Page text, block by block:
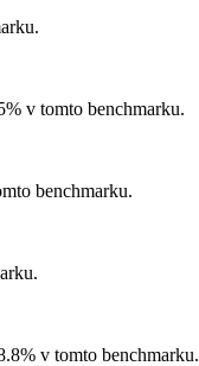
v tomto benchmarku.
benchmarku.
v tomto benchmarku.